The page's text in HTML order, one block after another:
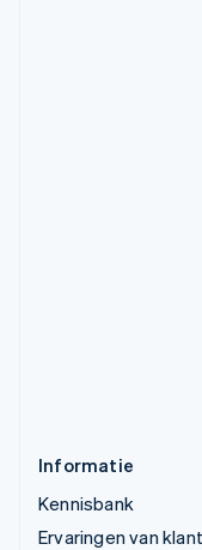
Informatie
Kennisbank
Ervaringen van